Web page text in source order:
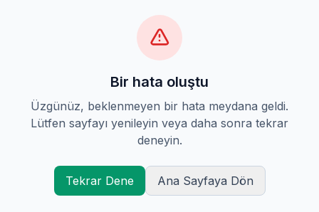
Bir hata oluştu
Üzgünüz, beklenmeyen bir hata meydana geldi.
Lütfen sayfayı yenileyin veya daha sonra tekrar
deneyin.
Tekrar Dene Ana Sayfaya Dön